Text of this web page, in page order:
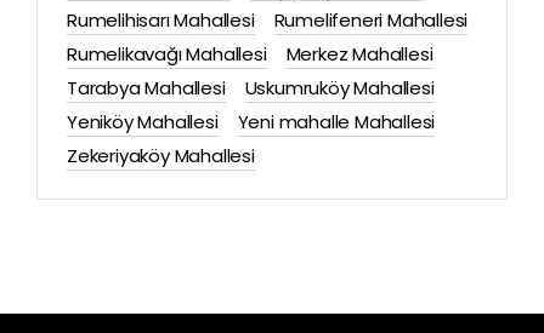
Rumelihisarı Mahallesi
Rumelifeneri Mahallesi
Rumelikavağı Mahallesi
Merkez Mahallesi
Tarabya Mahallesi
Uskumruköy Mahallesi
Yeniköy Mahallesi
Yeni mahalle Mahallesi
Zekeriyaköy Mahallesi